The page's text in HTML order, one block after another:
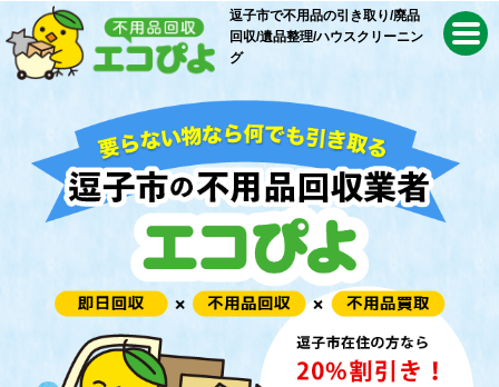
逗子市で不用品の引き取り/廃品
回収/遺品整理/ハウスクリーニン
グ